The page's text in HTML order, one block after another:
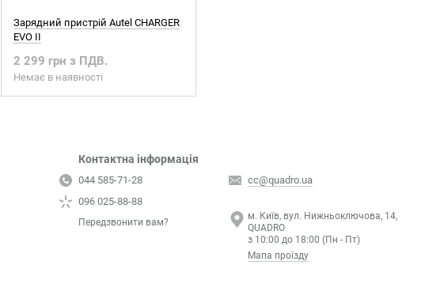
Зарядний пристрій Autel CHARGER
EVO II
2 299 грн з ПДВ.
Немає в наявності
Контактна інформація
044 585-71-28
096 025-88-88
Передзвонити вам?
cc@quadro.ua
м. Київ, вул. Нижньоключова, 14,
QUADRO
з 10:00 до 18:00 (Пн - Пт)
Мапа проїзду